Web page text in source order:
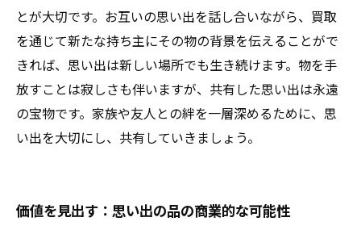
とが大切です。お互いの思い出を話し合いながら、買取
を通じて新たな持ち主にその物の背景を伝えることがで
きれば、思い出は新しい場所でも生き続けます。物を手
放すことは寂しさも伴いますが、共有した思い出は永遠
の宝物です。家族や友人との絆を一層深めるために、思
い出を大切にし、共有していきましょう。
価値を見出す：思い出の品の商業的な可能性